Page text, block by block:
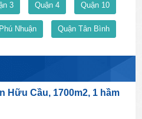
3 Quận 4 Quận 10
Nhuận Quận Tân Bình
Hữu Cầu, 1700m2, 1 hầm